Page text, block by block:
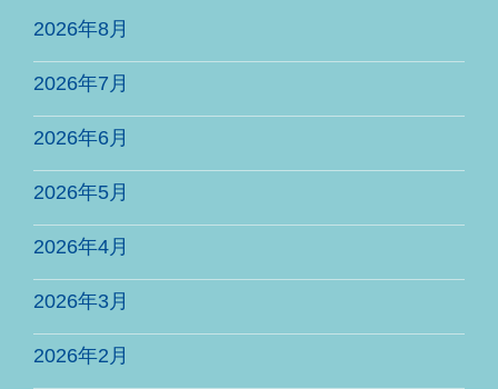
2026年8月
2026年7月
2026年6月
2026年5月
2026年4月
2026年3月
2026年2月